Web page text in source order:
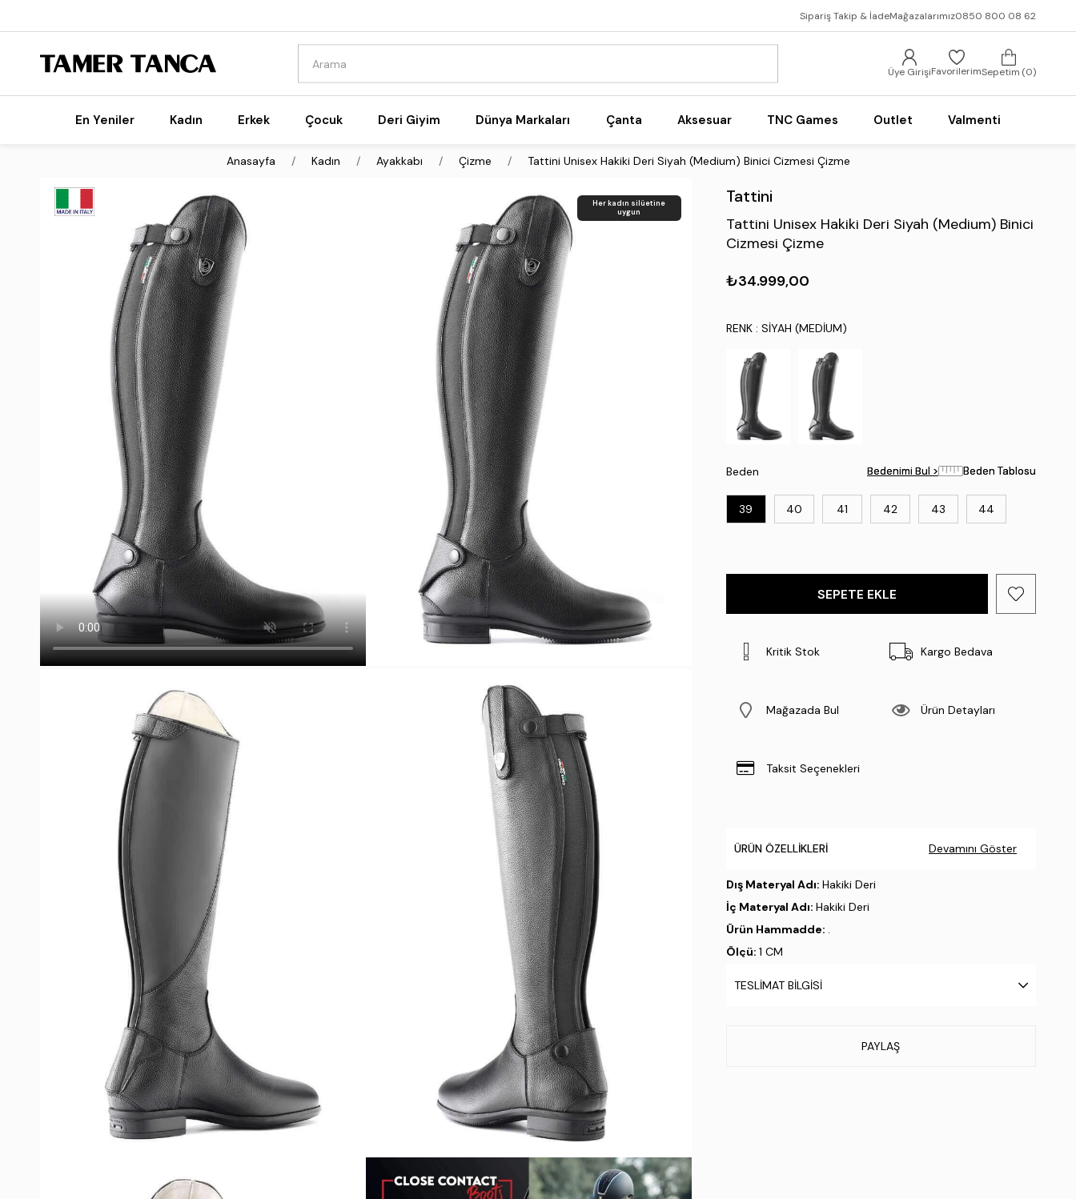
Sipariş Takip & İadeMağazalarımız0850 800 08 62
Üye GirişiFavorilerimSepetim 0
En Yeniler Kadın Erkek Çocuk Deri Giyim Dünya Markaları Çanta Aksesuar TNC Games Outlet Valmenti
Anasayfa Kadın Ayakkabı Çizme Tattini Unisex Hakiki Deri Siyah (Medium) Binici Cizmesi Çizme
Her kadın silüetine
uygun
Tattini
Tattini Unisex Hakiki Deri Siyah (Medium) Binici
Cizmesi Çizme
₺34.999,00
RENK: SIYAH (MEDIUM)
Beden
39 40 41 42 43 44
Bedenimi Bul > Beden Tablosu
Bedenimi Bul > Beden Tablosu
Kritik Stok Kargo Bedava
Mağazada Bul Ürün Detayları
Taksit Seçenekleri
ÜRÜN ÖZELLIKLERI Devamını Göster
Dış Materyal Adı: Hakiki Deri
İç Materyal Adı: Hakiki Deri
Ürün Hammadde: .
Ölçü: 1 CM
TESLIMAT BILGISI
PAYLAŞ